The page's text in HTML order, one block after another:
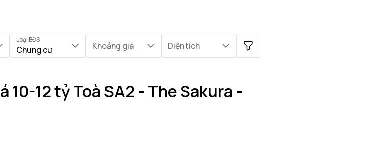
Loại BĐS
Chung cư Khoảng giá Diện tích
10-12 tỷ Toà SA2 - The Sakura -